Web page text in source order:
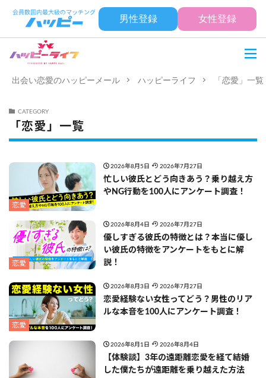
男性登録 女性登録
出会い恋愛のハッピーメール ハッピーライフ 「恋愛」一覧
CATEGORY
「恋愛」一覧
恋愛
2026年8月5日 2026年7月27日
忙しい彼氏とどう向きあう？乗り越え方
やNG行動を100人にアンケート調査！
恋愛
2026年8月4日 2026年7月27日
優しすぎる彼氏の特徴とは？本当に優し
い彼氏の特徴をアンケートをもとに解
説！
恋愛
2026年8月3日 2026年7月27日
恋愛経験ない女性ってどう？男性のリア
ルな本音を100人にアンケート調査！
2026年8月1日 2026年8月4日
【体験談】3年の遠距離恋愛を経て結婚
した僕たちが遠距離を乗り越えた方法